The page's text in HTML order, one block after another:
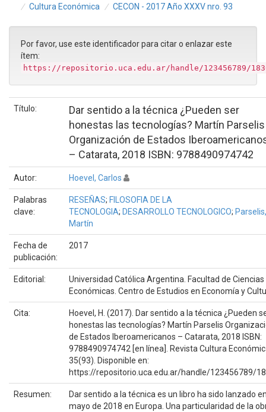
Cultura Económica
CECON - 2017 Año XXXV nro. 93
Por favor, use este identificador para citar o enlazar este
ítem:
https://repositorio.uca.edu.ar/handle/123456789/
Título:
Dar sentido a la técnica ¿Pueden ser
honestas las tecnologías? Martín Parselis
Organización de Estados
– Catarata, 2018 ISBN: 9788490974742
Autor: Hoevel, Carlos
Palabras
clave:
RESEÑAS; FILOSOFIA DE LA
TECNOLOGIA; DESARROLLO TECNOLOGICO; Parselis,
Martín
Fecha de
publicación:
2017
Editorial:
Universidad Católica Argentina. Facultad de Ciencias
Económicas. Centro de Estudios en Economía y
Cita:
Hoevel, H. (2017). Dar sentido a la técnica ¿Pueden
honestas las tecnologías? Martín Parselis
de Estados Iberoamericanos – Catarata, 2018 ISBN:
9788490974742 [en línea]. Revista Cultura
35(93). Disponible en:
https://repositorio.uca.edu.ar/handle/123456789/
Resumen:
Dar sentido a la técnica es un libro ha sido lanzado
mayo de 2018 en Europa. Una particularidad de la